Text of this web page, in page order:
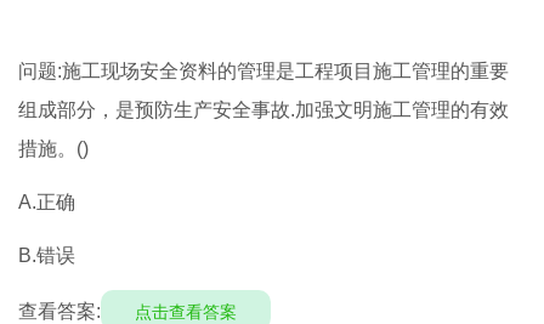
问题:施工现场安全资料的管理是工程项目施工管理的重要
组成部分，是预防生产安全事故.加强文明施工管理的有效
措施。()
A.正确
B.错误
查看答案: 点击查看答案